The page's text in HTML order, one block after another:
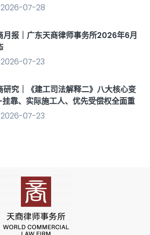
2026-07-28
月报｜广东天商律师事务所2026年6月
2026-07-23
研究｜《建工司法解释二》八大核心变
靠、实际施工人、优先受偿权全面重
2026-07-23